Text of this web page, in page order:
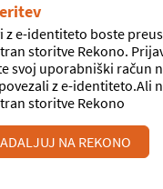
z e-identiteto boste
storitve Rekono.
svoj uporabniški račun
z e-identiteto.Ali
storitve Rekono
NA REKONO